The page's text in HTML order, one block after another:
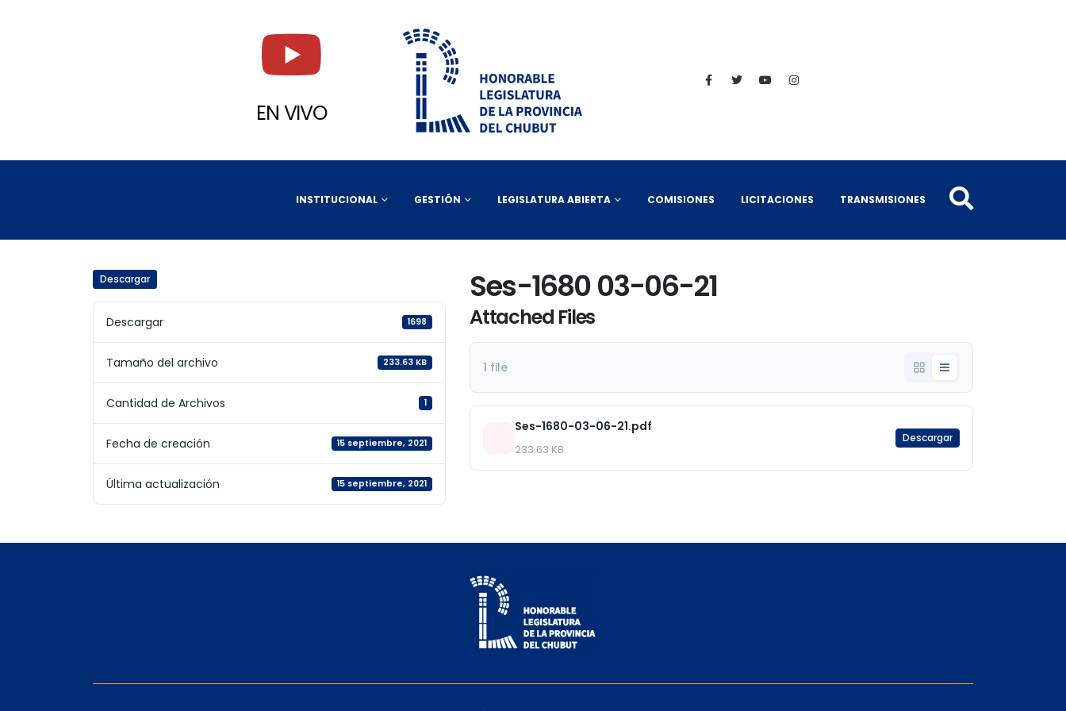
EN VIVO
INSTITUCIONAL GESTIÓN LEGISLATURA ABIERTA COMISIONES LICITACIONES TRANSMISIONES
Descargar
Descargar 1698
Tamaño del archivo 233.63 KB
Cantidad de Archivos 1
Fecha de creación 15 septiembre, 2021
Última actualización 15 septiembre, 2021
Ses-1680 03-06-21
Attached Files
1 file
Ses-1680-03-06-21.pdf
233.63 KB
Descargar